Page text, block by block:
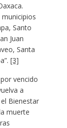
Santo
Juan
Santa
[3]
vencido
a
Bienestar
muerte